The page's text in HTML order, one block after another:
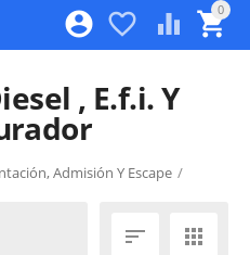
0

 

, E.f.i. Y
Admisión Y Escape /
 